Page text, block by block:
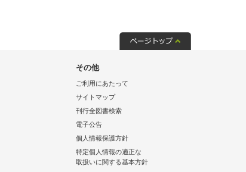
その他
ご利用にあたって
サイトマップ
刊行全図書検索
電子公告
個人情報保護方針
特定個人情報の適正な
取扱いに関する基本方針